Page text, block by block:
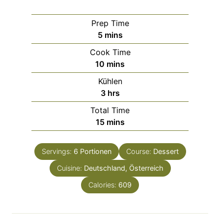
Prep Time
5m
i
n
u
t
e
s
mins
Cook Time
10 m
i
n
u
t
e
s
mins
Kühlen
3h
o
u
r
hrs
Total Time
15m
i
n
u
t
e
s
mins
Servings: 6 Portionen Course: Dessert
Cuisine: Deutschland, Österreich
Calories: 609